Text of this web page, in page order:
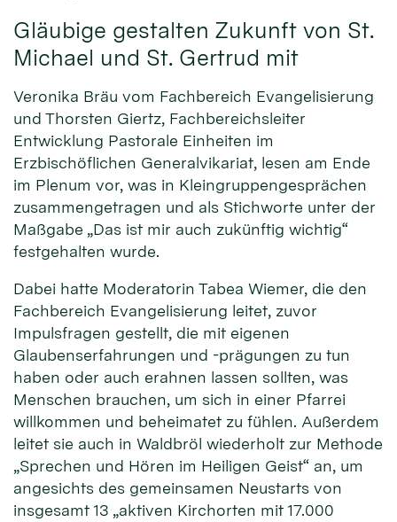
Gläubige gestalten Zukunft von St.
Michael und St. Gertrud mit
Veronika Bräu vom Fachbereich Evangelisierung
und Thorsten Giertz, Fachbereichsleiter
Entwicklung Pastorale Einheiten im
Erzbischöflichen Generalvikariat, lesen am Ende
im Plenum vor, was in Kleingruppengesprächen
zusammengetragen und als Stichworte unter der
Maßgabe „Das ist mir auch zukünftig wichtig“
festgehalten wurde.
Dabei hatte Moderatorin Tabea Wiemer, die den
Fachbereich Evangelisierung leitet, zuvor
Impulsfragen gestellt, die mit eigenen
Glaubenserfahrungen und -prägungen zu tun
haben oder auch erahnen lassen sollten, was
Menschen brauchen, um sich in einer Pfarrei
willkommen und beheimatet zu fühlen. Außerdem
leitet sie auch in Waldbröl wiederholt zur Methode
„Sprechen und Hören im Heiligen Geist“ an, um
angesichts des gemeinsamen Neustarts von
insgesamt 13 „aktiven Kirchorten mit 17.000